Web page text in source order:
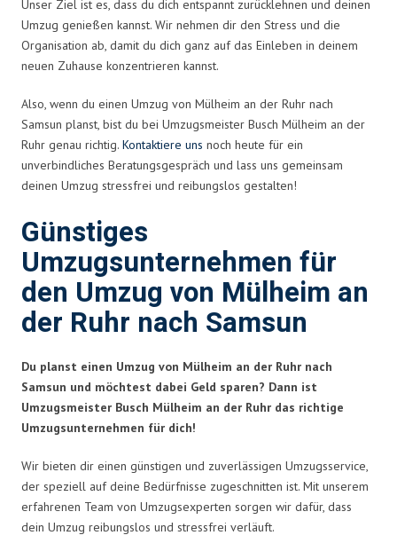
Unser Ziel ist es, dass du dich entspannt zurücklehnen und deinen
Umzug genießen kannst. Wir nehmen dir den Stress und die
Organisation ab, damit du dich ganz auf das Einleben in deinem
neuen Zuhause konzentrieren kannst.
Also, wenn du einen Umzug von Mülheim an der Ruhr nach
Samsun planst, bist du bei Umzugsmeister Busch Mülheim an der
Ruhr genau richtig. Kontaktiere uns noch heute für ein
unverbindliches Beratungsgespräch und lass uns gemeinsam
deinen Umzug stressfrei und reibungslos gestalten!
Günstiges
Umzugsunternehmen für
den Umzug von Mülheim an
der Ruhr nach Samsun
Du planst einen Umzug von Mülheim an der Ruhr nach
Samsun und möchtest dabei Geld sparen? Dann ist
Umzugsmeister Busch Mülheim an der Ruhr das richtige
Umzugsunternehmen für dich!
Wir bieten dir einen günstigen und zuverlässigen Umzugsservice,
der speziell auf deine Bedürfnisse zugeschnitten ist. Mit unserem
erfahrenen Team von Umzugsexperten sorgen wir dafür, dass
dein Umzug reibungslos und stressfrei verläuft.